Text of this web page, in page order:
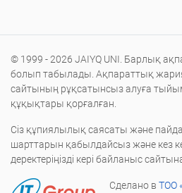
© 1999 - 2026 JAIYQ UNI. Барлық
болып табылады. Ақпараттық
сайтының рұқсатынсыз алуға
құқықтары қорғалған.
Сіз құпиялылық саясаты және
шарттарын қабылдайсыз және кез
деректеріңізді кері байланыс
Сделано в ТОО